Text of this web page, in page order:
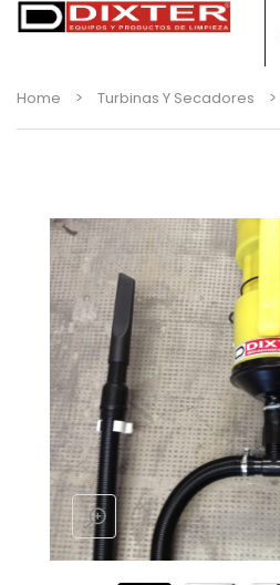
Home > Turbinas Y Secadores >